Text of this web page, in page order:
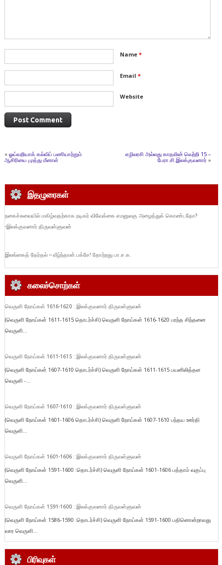
Name *
Email *
Website
« ஓய்வறியாக் கல்விப் பணியாற்றும்
ஆசிரியை முத்து மீனாள்
எழிலரசி அல்லது காதலின் வெற்றி 15 –
பேரா.சி.இலக்குவனார் »
இதழுரைகள்
நகைச்சுவையில் மகிழ்வதற்காக நடிகர் விவேக்கை எமனுலகு அழைத்துக் கொண்டதோ?
-இலக்குவனார் திருவள்ளுவன்
இலங்கைத் தேர்தல் – வீழ்ந்தான் பக்சே! தோற்றது பா.ச.க.
கலைச்சொற்கள்
வெருளி நோய்கள் 1616-1620 : இலக்குவனார் திருவள்ளுவன்
(வெருளி நோய்கள் 1611-1615 தொடர்ச்சி) வெருளி நோய்கள் 1616-1620 பரந்த சிந்தனை
வெருளி...
வெருளி நோய்கள் 1611-1615 : இலக்குவனார் திருவள்ளுவன்
(வெருளி நோய்கள் 1607-1610 தொடர்ச்சி) வெருளி நோய்கள் 1611-1615 பயனிலித்தள
வெருளி -...
வெருளி நோய்கள் 1607-1610 : இலக்குவனார் திருவள்ளுவன்
(வெருளி நோய்கள் 1601-1606 தொடர்ச்சி) வெருளி நோய்கள் 1607-1610 பந்தய ஊர்தி
வெருளி...
வெருளி நோய்கள் 1601-1606 : இலக்குவனார் திருவள்ளுவன்
(வெருளி நோய்கள் 1591-1600 :தொடர்ச்சி) வெருளி நோய்கள் 1601-1606 பத்தாம் வகுப்பு
வெருளி...
வெருளி நோய்கள் 1591-1600 : இலக்குவனார் திருவள்ளுவன்
(வெருளி நோய்கள் 1586-1590 :தொடர்ச்சி) வெருளி நோய்கள் 1591-1600 பதினொன்றாவது
வார வெருளி...
பிரிவுகள்